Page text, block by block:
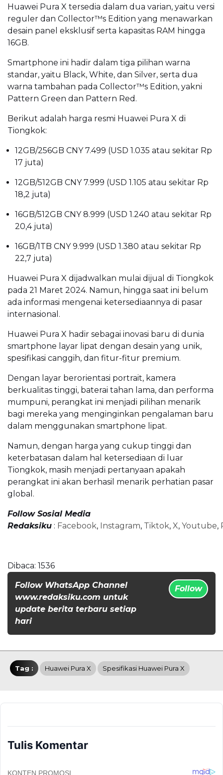
Huawei Pura X tersedia dalam dua varian, yaitu versi
reguler dan Collector™s Edition yang menawarkan
desain panel eksklusif serta kapasitas RAM hingga
16GB.
Smartphone ini hadir dalam tiga pilihan warna
standar, yaitu Black, White, dan Silver, serta dua
warna tambahan pada Collector™s Edition, yakni
Pattern Green dan Pattern Red.
Berikut adalah harga resmi Huawei Pura X di
Tiongkok:
12GB/256GB CNY 7.499 (USD 1.035 atau sekitar Rp
17 juta)
12GB/512GB CNY 7.999 (USD 1.105 atau sekitar Rp
18,2 juta)
16GB/512GB CNY 8.999 (USD 1.240 atau sekitar Rp
20,4 juta)
16GB/1TB CNY 9.999 (USD 1.380 atau sekitar Rp
22,7 juta)
Huawei Pura X dijadwalkan mulai dijual di Tiongkok
pada 21 Maret 2024. Namun, hingga saat ini belum
ada informasi mengenai ketersediaannya di pasar
internasional.
Huawei Pura X hadir sebagai inovasi baru di dunia
smartphone layar lipat dengan desain yang unik,
spesifikasi canggih, dan fitur-fitur premium.
Dengan layar berorientasi portrait, kamera
berkualitas tinggi, baterai tahan lama, dan performa
mumpuni, perangkat ini menjadi pilihan menarik
bagi mereka yang menginginkan pengalaman baru
dalam menggunakan smartphone lipat.
Namun, dengan harga yang cukup tinggi dan
keterbatasan dalam hal ketersediaan di luar
Tiongkok, masih menjadi pertanyaan apakah
perangkat ini akan berhasil menarik perhatian pasar
global.
Follow Sosial Media
Redaksiku : Facebook, Instagram, Tiktok, X, Youtube,
Dibaca: 1536
Follow WhatsApp Channel
www.redaksiku.com untuk
update berita terbaru setiap
hari
Follow
Tag : Huawei Pura X Spesifikasi Huawei Pura X
Tulis Komentar